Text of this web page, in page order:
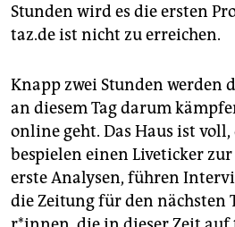
Stunden wird es die ersten
taz.de ist nicht zu erreichen.
Knapp zwei Stunden werden
an diesem Tag darum
online geht. Das Haus ist
bespielen einen Liveticker
erste Analysen, führen
die Zeitung für den nächsten